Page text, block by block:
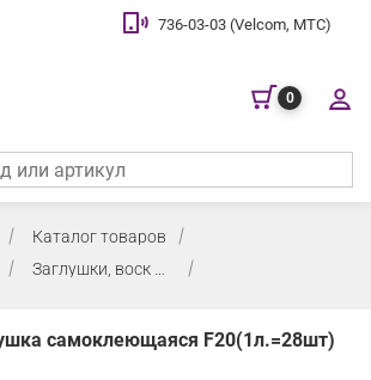
736-03-03 (Velcom, МТС)
0
Каталог товаров
Заглушки, воск мебельный
самоклеющаяся F20(1л.=28шт)